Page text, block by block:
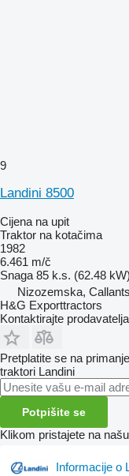
9
Landini 8500
Cijena na upit
Traktor na kotačima
1982
6.461 m/č
Snaga 85 k.s. (62.48 kW)
Nizozemska,
H&G Exporttractors
Kontaktirajte prodavatelja
Pretplatite se na
traktori Landini
Potpišite se
Klikom pristajete na našu
Informacije o